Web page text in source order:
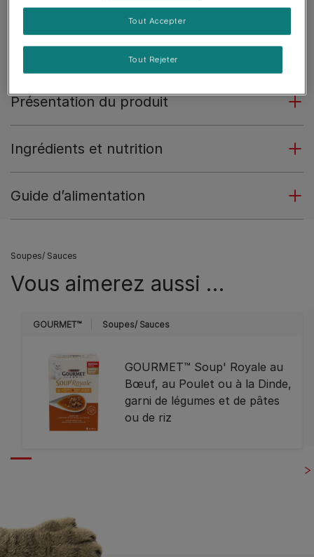
En savoir plus
Présentation du produit
Ingrédients et nutrition
Guide d’alimentation
Soupes/ Sauces
Vous aimerez aussi …
GOURMET™ Soupes/ Sauces
GOURMET™ Soup' Royale au
Bœuf, au Poulet ou à la Dinde,
garni de légumes et de pâtes
ou de riz
Tout Rejeter
Tout Accepter